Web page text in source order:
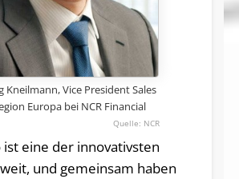
Kneilmann, Vice President Sales
Europa bei NCR Financial
NCR
ist eine der innovativsten
und gemeinsam haben